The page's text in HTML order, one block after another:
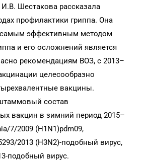
Шестакова рассказала
профилактики гриппа. Она
самым эффективным методом
и его осложнений является
рекомендациям ВОЗ, с 2013–
целесообразно
вакцины.
состав
вакцин в зимний период 2015–
7/2009 (H1N1)pdm09,
2013 (H3N2)-подобный вирус,
подобный вирус.